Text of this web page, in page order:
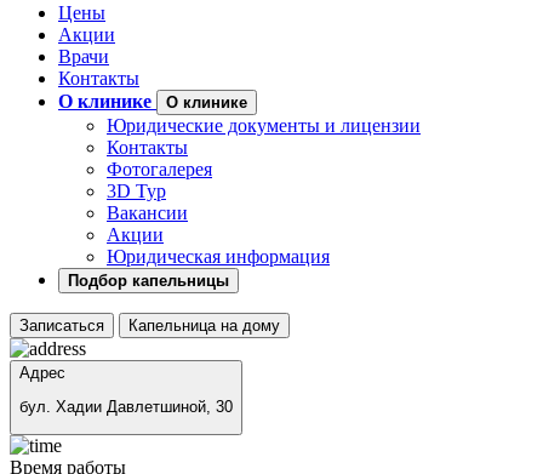
Цены
Акции
Врачи
Контакты
О клинике
О клинике
Юридические документы и лицензии
Контакты
Фотогалерея
3D Тур
Вакансии
Акции
Юридическая информация
Подбор капельницы
Записаться Капельница на дому
Адрес
бул. Хадии Давлетшиной, 30
Время работы